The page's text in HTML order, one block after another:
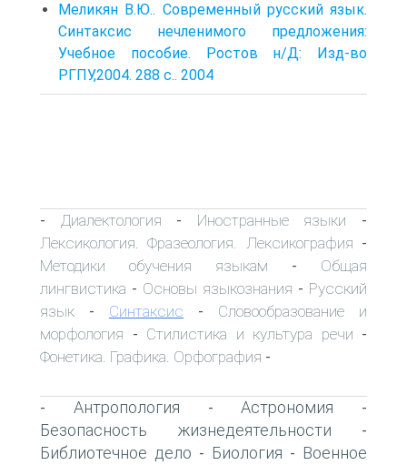
Меликян В.Ю.. Современный русский язык.
Синтаксис нечленимого предложения:
Учебное пособие. Ростов н/Д: Изд-во
РГПУ,2004. 288 с.. 2004
- Диалектология - Иностранные языки -
Лексикология. Фразеология. Лексикография -
Методики обучения языкам - Общая
лингвистика - Основы языкознания - Русский
язык - Синтаксис - Словообразование и
морфология - Стилистика и культура речи -
Фонетика. Графика. Орфография -
- Антропология -Астрономия -
Безопасность жизнедеятельности -
Библиотечное дело - Биология - Военное